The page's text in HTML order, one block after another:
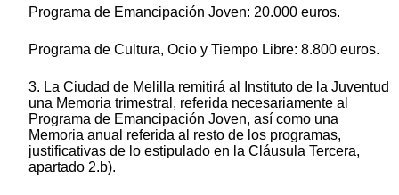
Programa de Emancipación Joven: 20.000 euros.
Programa de Cultura, Ocio y Tiempo Libre: 8.800 euros.
3. La Ciudad de Melilla remitirá al Instituto de la Juventud
una Memoria trimestral, referida necesariamente al
Programa de Emancipación Joven, así como una
Memoria anual referida al resto de los programas,
justificativas de lo estipulado en la Cláusula Tercera,
apartado 2.b).